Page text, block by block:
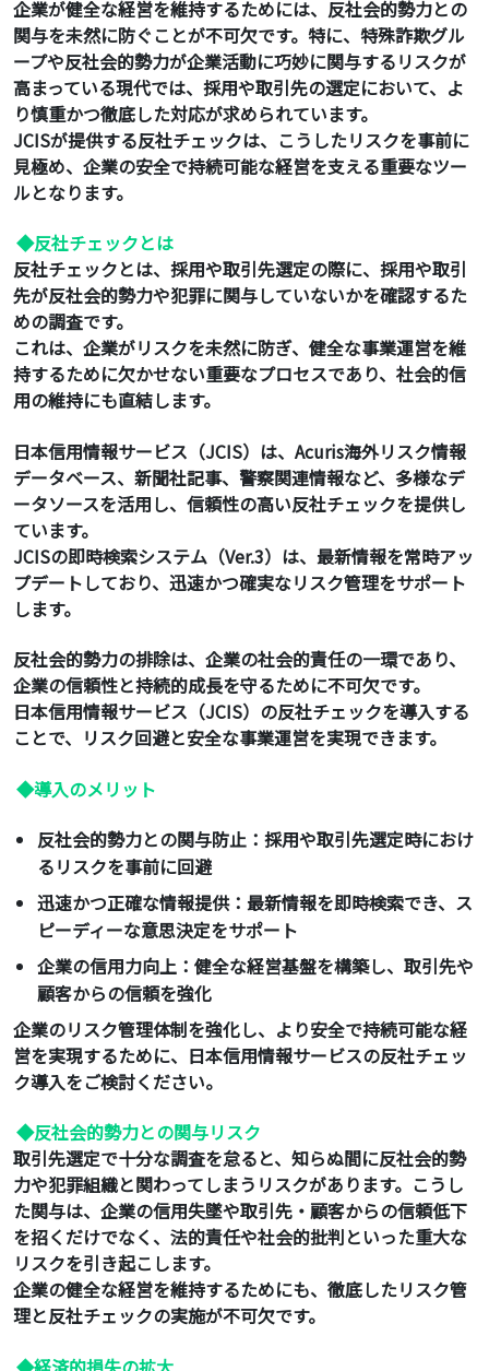
企業が健全な経営を維持するためには、反社会的勢力との
関与を未然に防ぐことが不可欠です。特に、特殊詐欺グル
ープや反社会的勢力が企業活動に巧妙に関与するリスクが
高まっている現代では、採用や取引先の選定において、よ
り慎重かつ徹底した対応が求められています。
JCISが提供する反社チェックは、こうしたリスクを事前に
見極め、企業の安全で持続可能な経営を支える重要なツー
ルとなります。
◆反社チェックとは
反社チェックとは、採用や取引先選定の際に、採用や取引
先が反社会的勢力や犯罪に関与していないかを確認するた
めの調査です。
これは、企業がリスクを未然に防ぎ、健全な事業運営を維
持するために欠かせない重要なプロセスであり、社会的信
用の維持にも直結します。
日本信用情報サービス（JCIS）は、Acuris海外リスク情報
データベース、新聞社記事、警察関連情報など、多様なデ
ータソースを活用し、信頼性の高い反社チェックを提供し
ています。
JCISの即時検索システム（Ver.3）は、最新情報を常時アッ
プデートしており、迅速かつ確実なリスク管理をサポート
します。
反社会的勢力の排除は、企業の社会的責任の一環であり、
企業の信頼性と持続的成長を守るために不可欠です。
日本信用情報サービス（JCIS）の反社チェックを導入する
ことで、リスク回避と安全な事業運営を実現できます。
◆導入のメリット
反社会的勢力との関与防止：採用や取引先選定時におけ
るリスクを事前に回避
迅速かつ正確な情報提供：最新情報を即時検索でき、ス
ピーディーな意思決定をサポート
企業の信用力向上：健全な経営基盤を構築し、取引先や
顧客からの信頼を強化
企業のリスク管理体制を強化し、より安全で持続可能な経
営を実現するために、日本信用情報サービスの反社チェッ
ク導入をご検討ください。
◆反社会的勢力との関与リスク
取引先選定で十分な調査を怠ると、知らぬ間に反社会的勢
力や犯罪組織と関わってしまうリスクがあります。こうし
た関与は、企業の信用失墜や取引先・顧客からの信頼低下
を招くだけでなく、法的責任や社会的批判といった重大な
リスクを引き起こします。
企業の健全な経営を維持するためにも、徹底したリスク管
理と反社チェックの実施が不可欠です。